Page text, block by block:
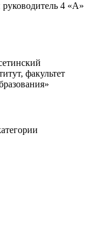
4 «А»
факультет